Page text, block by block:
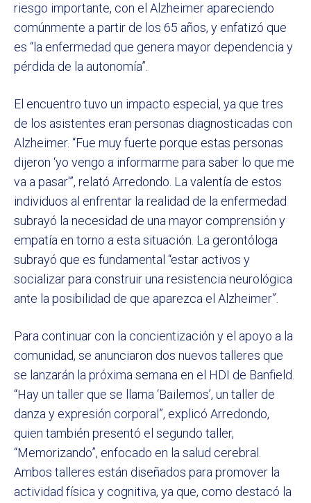
riesgo importante, con el Alzheimer apareciendo
comúnmente a partir de los 65 años, y enfatizó que
es “la enfermedad que genera mayor dependencia y
pérdida de la autonomía”.
El encuentro tuvo un impacto especial, ya que tres
de los asistentes eran personas diagnosticadas con
Alzheimer. “Fue muy fuerte porque estas personas
dijeron ‘yo vengo a informarme para saber lo que me
va a pasar'”, relató Arredondo. La valentía de estos
individuos al enfrentar la realidad de la enfermedad
subrayó la necesidad de una mayor comprensión y
empatía en torno a esta situación. La gerontóloga
subrayó que es fundamental “estar activos y
socializar para construir una resistencia neurológica
ante la posibilidad de que aparezca el Alzheimer”.
Para continuar con la concientización y el apoyo a la
comunidad, se anunciaron dos nuevos talleres que
se lanzarán la próxima semana en el HDI de Banfield.
“Hay un taller que se llama ‘Bailemos’, un taller de
danza y expresión corporal”, explicó Arredondo,
quien también presentó el segundo taller,
“Memorizando”, enfocado en la salud cerebral.
Ambos talleres están diseñados para promover la
actividad física y cognitiva, ya que, como destacó la